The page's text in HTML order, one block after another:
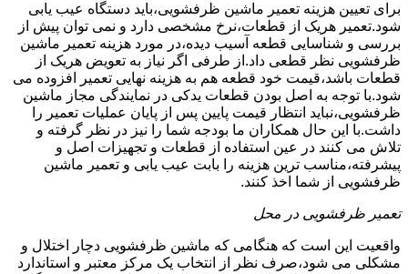
برای تعیین هزینه تعمیر ماشین ظرفشویی،باید دستگاه عیب یابی
شود.تعمیر هریک از قطعات،نرخ مشخصی دارد و نمی توان پیش از
بررسی و شناسایی قطعه آسیب دیده،در مورد هزینه تعمیر ماشین
ظرفشویی نظر قطعی داد.از طرفی اگر نیاز به تعویض هریک از
قطعات باشد،قیمت خود قطعه هم به هزینه نهایی تعمیر افزوده می
شود.با توجه به اصل بودن قطعات یدکی در نمایندگی مجاز ماشین
ظرفشویی،نباید انتظار قیمت پایین پس از پایان عملیات تعمیر را
داشت.با این حال همکاران ما بودجه شما را نیز در نظر گرفته و
تلاش می کنند در عین استفاده از قطعات و تجهیزات اصل و
پیشرفته،مناسب ترین هزینه را بابت عیب یابی و تعمیر ماشین
ظرفشویی از شما اخذ کنند.
تعمیر ظرفشویی در محل
واقعیت این است که هنگامی که ماشین ظرفشویی دچار اختلال و
مشکلی می شود،صرف نظر از انتخاب یک مرکز معتبر و استاندارد